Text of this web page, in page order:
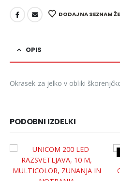
DODAJ NA SEZNAM
OPIS
Okrasek za jelko v obliki
PODOBNI IZDELKI